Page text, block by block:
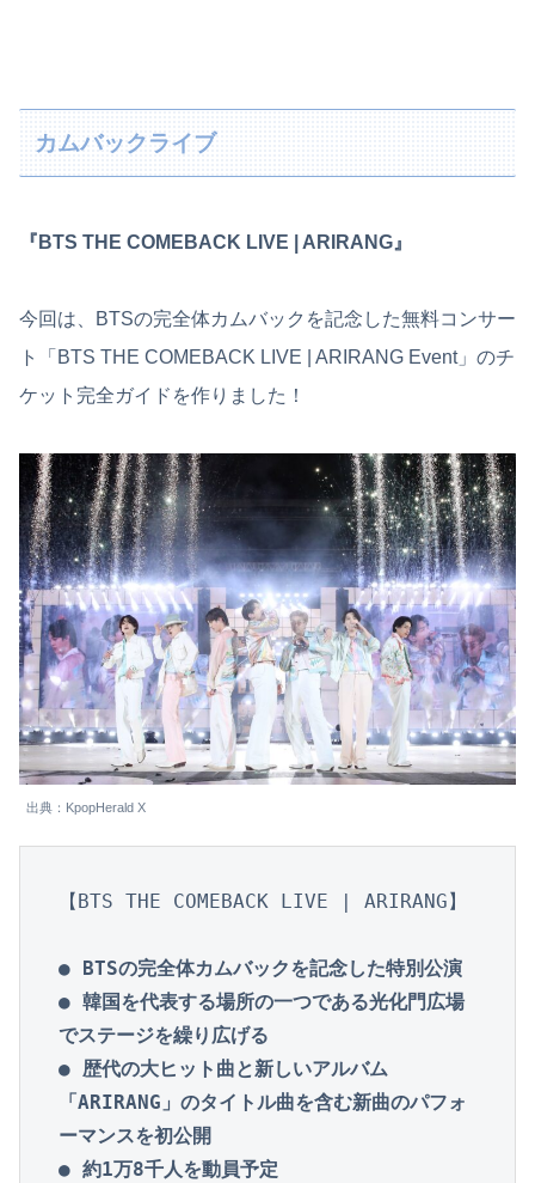
カムバックライブ
『BTS THE COMEBACK LIVE | ARIRANG』
今回は、BTSの完全体カムバックを記念した無料コンサー
ト「BTS THE COMEBACK LIVE | ARIRANG Event」のチ
ケット完全ガイドを作りました！
出典：KpopHerald X
【BTS THE COMEBACK LIVE | ARIRANG】
● BTSの完全体カムバックを記念した特別公演
● 韓国を代表する場所の一つである光化門広場
でステージを繰り広げる
● 歴代の大ヒット曲と新しいアルバム
「ARIRANG」のタイトル曲を含む新曲のパフォ
ーマンスを初公開
● 約1万8千人を動員予定